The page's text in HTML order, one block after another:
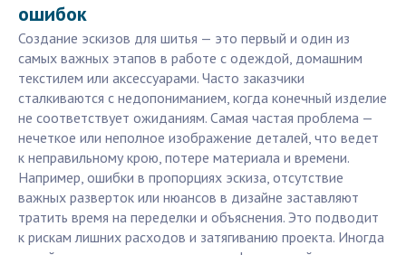
ошибок
Создание эскизов для шитья — это первый и один из
самых важных этапов в работе с одеждой, домашним
текстилем или аксессуарами. Часто заказчики
сталкиваются с недопониманием, когда конечный изделие
не соответствует ожиданиям. Самая частая проблема —
нечеткое или неполное изображение деталей, что ведет
к неправильному крою, потере материала и времени.
Например, ошибки в пропорциях эскиза, отсутствие
важных разверток или нюансов в дизайне заставляют
тратить время на переделки и объяснения. Это подводит
к рискам лишних расходов и затягиванию проекта. Иногда